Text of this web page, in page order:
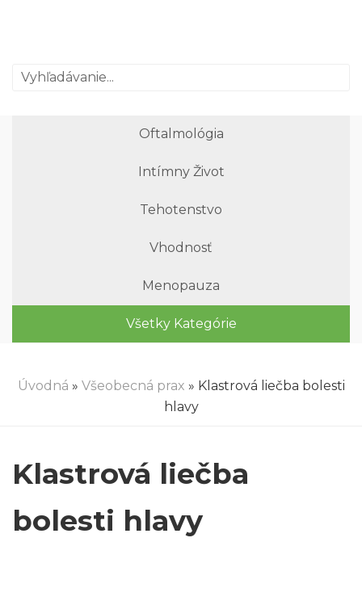
Oftalmológia
Intímny Život
Tehotenstvo
Vhodnosť
Menopauza
Všetky Kategórie
Úvodná » Všeobecná prax » Klastrová liečba bolesti
hlavy
Klastrová liečba
bolesti hlavy